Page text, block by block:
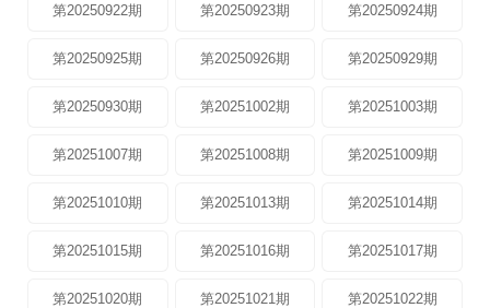
第20250922期 第20250923期 第20250924期
第20250925期 第20250926期 第20250929期
第20250930期 第20251002期 第20251003期
第20251007期 第20251008期 第20251009期
第20251010期 第20251013期 第20251014期
第20251015期 第20251016期 第20251017期
第20251020期 第20251021期 第20251022期